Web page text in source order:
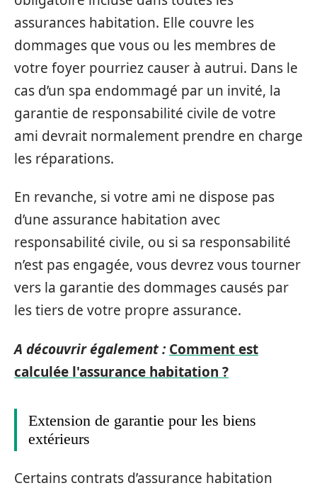
assurances habitation. Elle couvre les
dommages que vous ou les membres de
votre foyer pourriez causer à autrui. Dans le
cas d’un spa endommagé par un invité, la
garantie de responsabilité civile de votre
ami devrait normalement prendre en charge
les réparations.
En revanche, si votre ami ne dispose pas
d’une assurance habitation avec
responsabilité civile, ou si sa responsabilité
n’est pas engagée, vous devrez vous tourner
vers la garantie des dommages causés par
les tiers de votre propre assurance.
A découvrir également : Comment est
calculée l'assurance habitation ?
Extension de garantie pour les biens
extérieurs
Certains contrats d’assurance habitation